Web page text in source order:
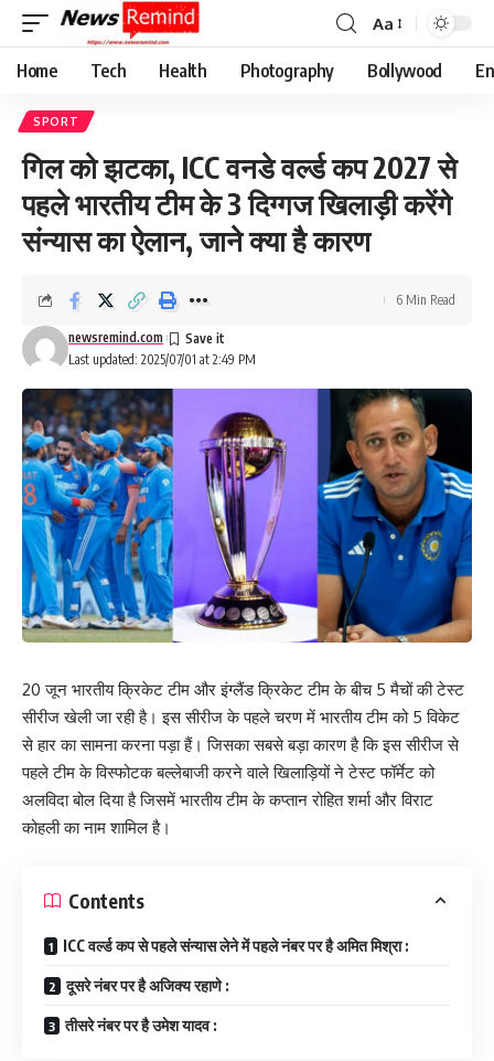
Font
Resizer
Aa
Home Tech Health Photography Bollywood
SPORT
गिल को झटका, ICC वनडे वर्ल्ड कप 2027 से
पहले भारतीय टीम के 3 दिग्गज खिलाड़ी करेंगे
संन्यास का ऐलान, जाने क्या है कारण
Last updated: 2025/07/01 at 2:49 PM
newsremind.com
6 Min Read
20 जून भारतीय क्रिकेट टीम और इंग्लैंड क्रिकेट टीम के बीच 5 मैचों की टेस्ट
सीरीज खेली जा रही है। इस सीरीज के पहले चरण में भारतीय टीम को 5 विकेट
से हार का सामना करना पड़ा हैं। जिसका सबसे बड़ा कारण है कि इस सीरीज से
पहले टीम के विस्फोटक बल्लेबाजी करने वाले खिलाड़ियों ने टेस्ट फॉर्मेट को
अलविदा बोल दिया है जिसमें भारतीय टीम के कप्तान रोहित शर्मा और विराट
कोहली का नाम शामिल है।
Contents
ICC वर्ल्ड कप से पहले संन्यास लेने में पहले नंबर पर है अमित मिश्रा :
दूसरे नंबर पर है अजिक्य रहाणे :
तीसरे नंबर पर है उमेश यादव :